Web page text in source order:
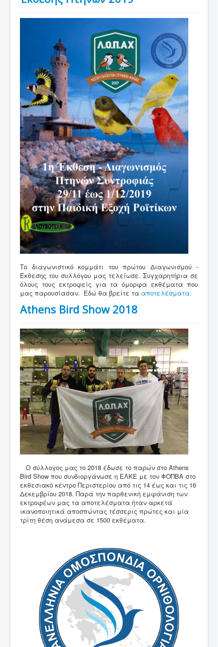
Χρήσιμες Πληροφορίες
Επικοινωνία
Το διαγωνιστικό κομμάτι του πρώτου Διαγωνισμού -
Έκθεσης του συλλόγου μας τελείωσε. Συγχαρητήρια σε
όλους τους εκτροφείς για τα όμορφα εκθέματα που
μας παρουσίασαν. Εδώ θα βρείτε τα αποτελέσματα.
Athens Bird Show 2018
Ο σύλλογος μας το 2018 έδωσε το παρών στο Athens
Bird Show που συνδιοργάνωσε η ΕΛΚΕ με τον ΦΟΠΒΑ στο
εκθεσιακό κέντρο Περιστερίου από τις 14 έως και τις 16
Δεκεμβρίου 2018. Παρά την παρθενική εμφάνιση των
εκτροφέων μας τα αποτελέσματα ήταν αρκετά
ικανοποιητικά αποσπώντας τέσσερις πρώτες και μία
τρίτη θέση ανάμεσα σε 1500 εκθέματα.